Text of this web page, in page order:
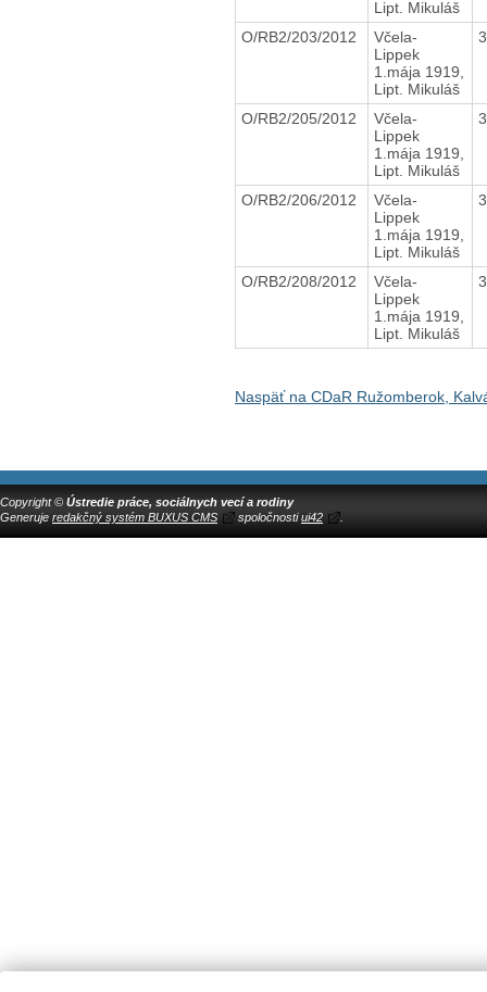
Lipt. Mikuláš
O/RB2/203/2012
Včela-
Lippek
1.mája 1919,
Lipt. Mikuláš
O/RB2/205/2012
Včela-
Lippek
1.mája 1919,
Lipt. Mikuláš
O/RB2/206/2012
Včela-
Lippek
1.mája 1919,
Lipt. Mikuláš
O/RB2/208/2012
Včela-
Lippek
1.mája 1919,
Lipt. Mikuláš
Naspäť na CDaR Ružomberok,
Copyright © Ústredie práce, sociálnych vecí a rodiny
Generuje redakčný systém BUXUS CMS spoločnostiui42